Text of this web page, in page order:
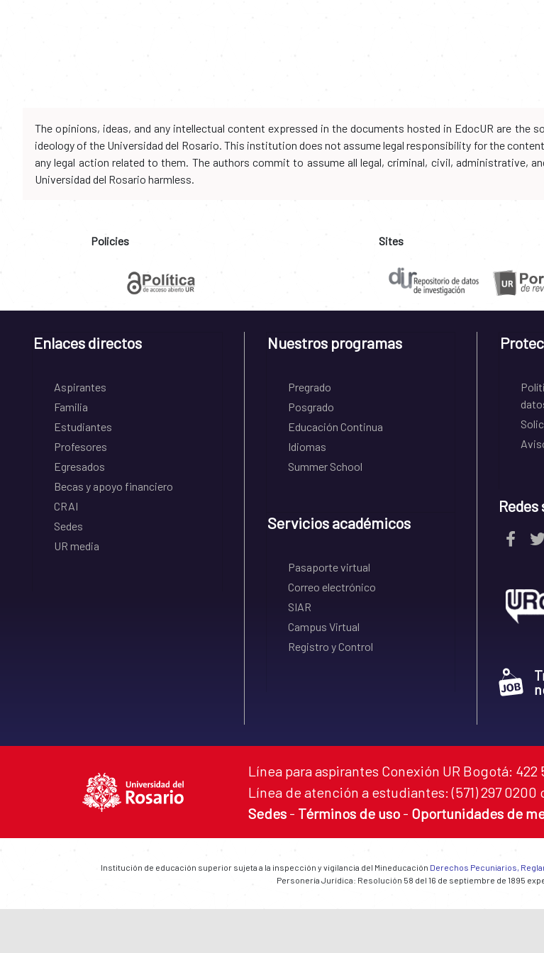
The opinions, ideas, and any intellectual content expressed in the documents hosted in EdocUR are
ideology of the Universidad del Rosario. This institution does not assume legal responsibility for the
any legal action related to them. The authors commit to assume all legal, criminal, civil, administrative,
Universidad del Rosario harmless.
Policies Sites
Enlaces directos
Aspirantes
Familia
Estudiantes
Profesores
Egresados
Becas y apoyo financiero
CRAI
Sedes
UR media
Nuestros programas
Pregrado
Posgrado
Educación Continua
Idiomas
Summer School
Servicios académicos
Pasaporte virtual
Correo electrónico
SIAR
Campus Virtual
Registro y Control
Línea para aspirantes Conexión UR Bogotá: 422
Línea de atención a estudiantes: (571) 297 0200
Sedes - Términos de uso - Oportunidades de
Institución de educación superior sujeta a la inspección y vigilancia del Mineducación Derechos Pecuniarios,
Personería Jurídica: Resolución 58 del 16 de septiembre de 1895